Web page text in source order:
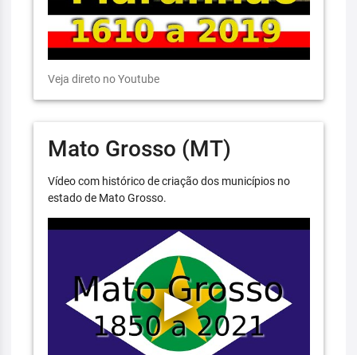
Veja direto no Youtube
Mato Grosso (MT)
Vídeo com histórico de criação dos municípios no
estado de Mato Grosso.